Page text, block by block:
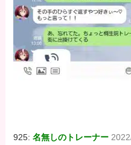
925:名無しのトレーナー